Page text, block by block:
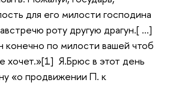
для его милости господина
роту другую драгун.[ …]
конечно по милости вашей чтоб
хочет.»[1] Я.Брюс в этот день
«о продвижении П. к